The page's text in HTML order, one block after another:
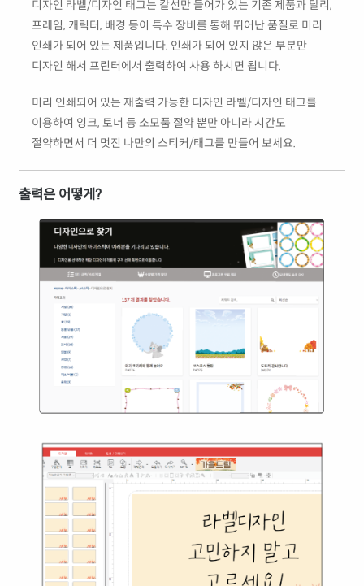
디자인 라벨/디자인 태그는 칼선만 들어가 있는 기존 제품과 달리,
프레임, 캐릭터, 배경 등이 특수 장비를 통해 뛰어난 품질로 미리
인쇄가 되어 있는 제품입니다. 인쇄가 되어 있지 않은 부분만
디자인 해서 프린터에서 출력하여 사용 하시면 됩니다.
미리 인쇄되어 있는 재출력 가능한 디자인 라벨/디자인 태그를
이용하여 잉크, 토너 등 소모품 절약 뿐만 아니라 시간도
절약하면서 더 멋진 나만의 스티커/태그를 만들어 보세요.
출력은 어떻게?